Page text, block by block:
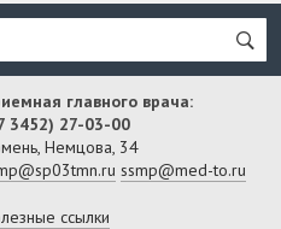
главного врача:
3452) 27-03-00
Немцова, 34
ssmp@med-to.ru
ссылки